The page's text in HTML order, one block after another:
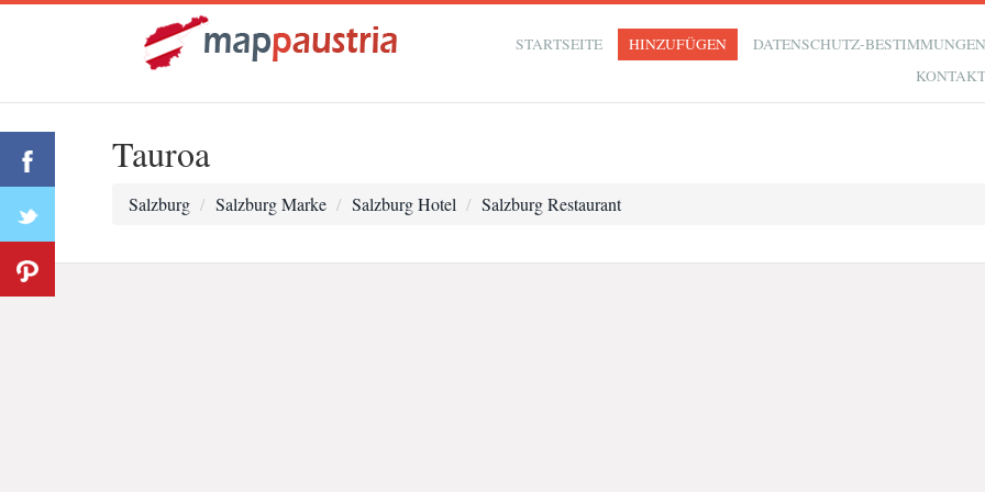
STARTSEITE HINZUFÜGEN
DATENSCHUTZ-
Tauroa
Salzburg Salzburg Marke Salzburg Hotel Salzburg Restaurant